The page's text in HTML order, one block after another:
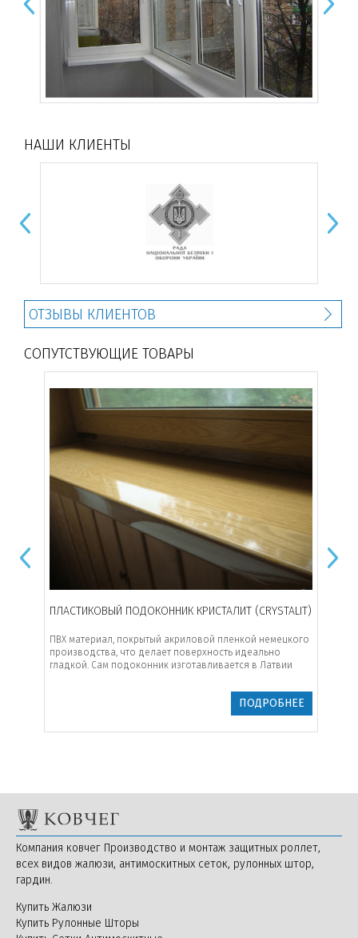
Светлый-дуб
2052090-116700
Полосатый дуглас
Рустикальный дуб
3149008-116700
Орех 2178007-
116700
НАШИ КЛИЕНТЫ
ОТЗЫВЫ КЛИЕНТОВ
СОПУТСТВУЮЩИЕ ТОВАРЫ
ПЛАСТИКОВЫЙ ПОДОКОННИК КРИСТАЛИТ (CRYSTALIT)
ПВХ материал, покрытый акриловой пленкой немецкого
производства, что делает поверхность идеально
гладкой. Сам подоконник изготавливается в Латвии
ПОДРОБНЕЕ
Компания ковчег Производство и монтаж защитных роллет,
всех видов жалюзи, антимоскитных сеток, рулонных штор,
гардин.
Купить Жалюзи
Купить Рулонные Шторы